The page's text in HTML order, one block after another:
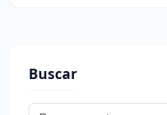
Buscar